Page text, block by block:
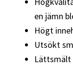
en jämn
Högt
Utsökt
Lättsmält